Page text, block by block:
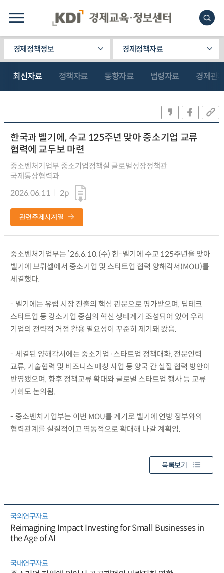
경제정책정보 경제정책자료
최신자료 정책자료 동향자료 법령자료 경제관
한국과 벨기에, 수교 125주년 맞아 중소기업 교류
협력에 교두보 마련
중소벤처기업부 중소기업정책실 글로벌성장정책관
국제통상협력과
2026.06.11
2p
관련주제시계열
중소벤처기업부는 ’26.6.10.(수) 한-벨기에 수교 125주년을 맞아
벨기에 브뤼셀에서 중소기업 및 스타트업 협력 양해각서(MOU)를
체결했다.
- 벨기에는 유럽 시장 진출의 핵심 관문으로 평가받으며, 딥테크
스타트업 등 강소기업 중심의 혁신 생태계가 조성되어 있어 우리
기업의 전략적 거점 활용 필요성이 꾸준히 제기돼 왔음.
- 체결된 양해각서에는 중소기업·스타트업 정책대화, 전문인력
교류, 기술협력 및 비즈니스 매칭 사업 등 양국 간 실질 협력 방안이
반영됐으며, 향후 정책교류 확대와 글로벌 스타트업 행사 등 교류
기회도 논의됨.
- 중소벤처기업부는 이번 MOU를 계기로 벨기에 연방 정부와의
협력관계를 실질적이고 역동적으로 확대해 나갈 계획임.
목록보기
국외연구자료
Reimagining Impact Investing for Small Businesses in
the Age of AI
국내연구자료